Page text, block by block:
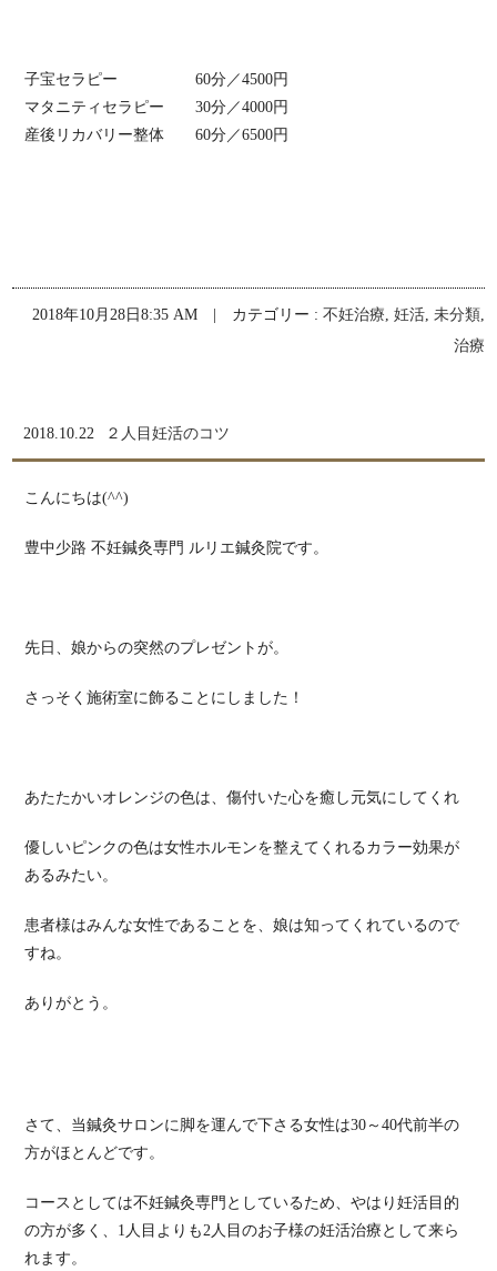
子宝セラピー 60分／4500円
マタニティセラピー 30分／4000円
産後リカバリー整体 60分／6500円
2018年10月28日8:35 AM | カテゴリー : 不妊治療, 妊活, 未分類,
治療
2018.10.22 ２人目妊活のコツ
こんにちは(^^)
豊中少路 不妊鍼灸専門 ルリエ鍼灸院です。
先日、娘からの突然のプレゼントが。
さっそく施術室に飾ることにしました！
あたたかいオレンジの色は、傷付いた心を癒し元気にしてくれ
優しいピンクの色は女性ホルモンを整えてくれるカラー効果が
あるみたい。
患者様はみんな女性であることを、娘は知ってくれているので
すね。
ありがとう。
さて、当鍼灸サロンに脚を運んで下さる女性は30～40代前半の
方がほとんどです。
コースとしては不妊鍼灸専門としているため、やはり妊活目的
の方が多く、1人目よりも2人目のお子様の妊活治療として来ら
れます。